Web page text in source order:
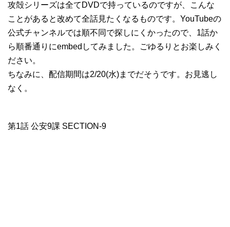
攻殻シリーズは全てDVDで持っているのですが、こんな
ことがあると改めて全話見たくなるものです。YouTubeの
公式チャンネルでは順不同で探しにくかったので、1話か
ら順番通りにembedしてみました。ごゆるりとお楽しみく
ださい。
ちなみに、配信期間は2/20(水)までだそうです。お見逃し
なく。
第1話 公安9課 SECTION-9